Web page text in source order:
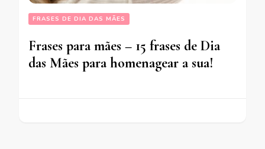
FRASES DE DIA DAS MÃES
Frases para mães – 15 frases de Dia
das Mães para homenagear a sua!